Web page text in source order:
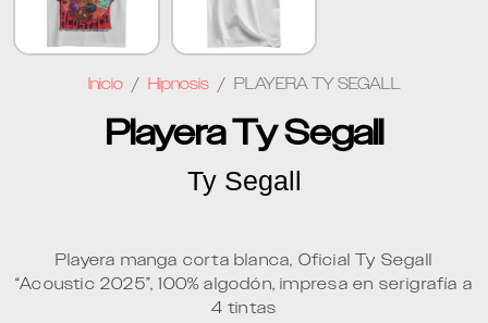
Inicio Hipnosis PLAYERA TY SEGALL
Playera Ty Segall
Ty Segall
Playera manga corta blanca, Oficial Ty Segall
“Acoustic 2025”, 100% algodón, impresa en serigrafía a
4 tintas